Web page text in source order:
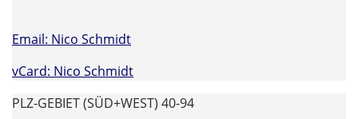
Email: Nico Schmidt
vCard: Nico Schmidt
PLZ-GEBIET (SÜD+WEST) 40-94